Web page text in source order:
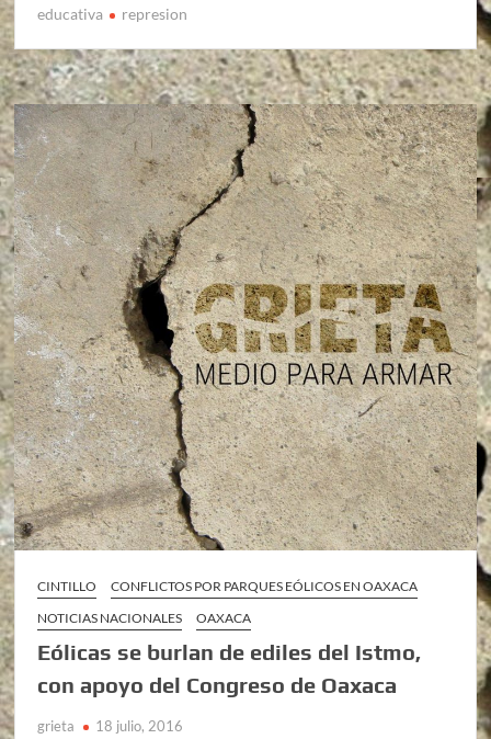
educativa
represion
CINTILLO
CONFLICTOS POR PARQUES EÓLICOS EN OAXACA
NOTICIAS NACIONALES
OAXACA
Eólicas se burlan de ediles del Istmo,
con apoyo del Congreso de Oaxaca
grieta 18 julio, 2016